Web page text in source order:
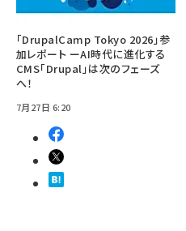
「DrupalCamp Tokyo 2026」参
加レポート ーAI時代に進化する
CMS「Drupal」は次のフェーズ
へ！
7月27日 6:20